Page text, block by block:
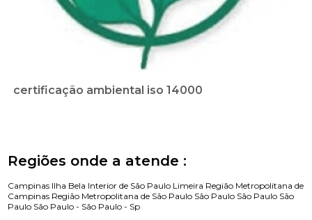
certificação ambiental iso 14000
Regiões onde a atende :
Campinas Ilha Bela Interior de São Paulo Limeira Região Metropolitana de
Campinas Região Metropolitana de São Paulo São Paulo São Paulo São
Paulo São Paulo - São Paulo - Sp